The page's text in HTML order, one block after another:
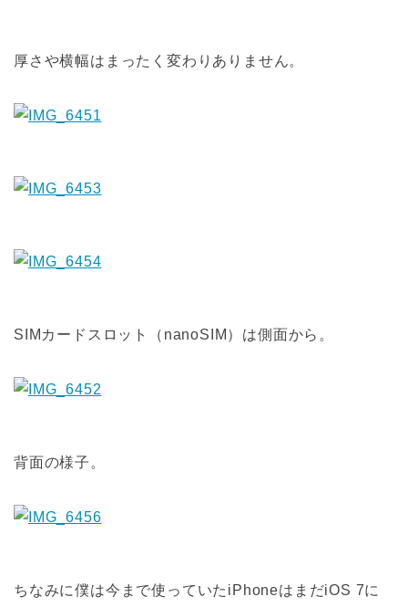
厚さや横幅はまったく変わりありません。
SIMカードスロット（nanoSIM）は側面から。
背面の様子。
ちなみに僕は今まで使っていたiPhoneはまだiOS 7に